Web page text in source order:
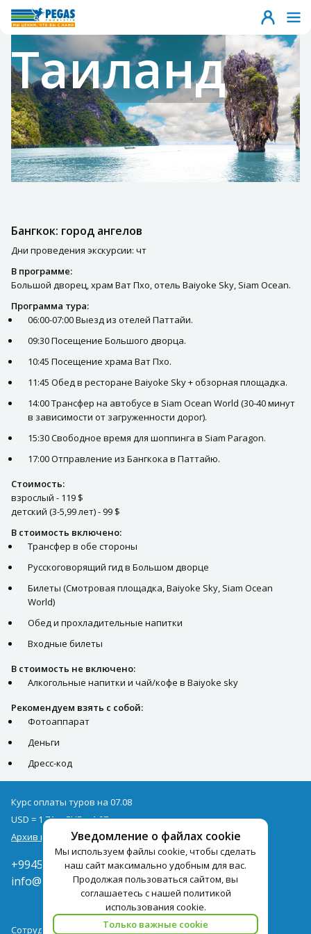
Таиланд
Бангкок: город ангелов
Дни проведения экскурсии: чт
В программе:
Большой дворец, храм Ват Пхо, отель Baiyoke Sky, Siam Ocean.
Программа тура:
06:00-07:00 Выезд из отелей Паттайи.
09:30 Посещение Большого дворца.
10:45 Посещение храма Ват Пхо.
11:45 Обед в ресторане Baiyoke Sky + обзорная площадка.
14:00 Трансфер на автобусе в Siam Ocean World (30-40 минут
в зависимости от загруженности дорог).
15:30 Свободное время для шоппинга в Siam Paragon.
17:00 Отправление из Бангкока в Паттайю.
Стоимость:
взрослый - 119 $
детский (3-5,99 лет) - 99 $
В стоимость включено:
Трансфер в обе стороны
Русскоговорящий гид в Большом дворце
Билеты (Смотровая площадка, Baiyoke Sky, Siam Ocean
World)
Обед и прохладительные напитки
Входные билеты
В стоимость не включено:
Алкогольные напитки и чай/кофе в Baiyoke sky
Рекомендуем взять с собой:
Фотоаппарат
Деньги
Дресс-код
Уведомление о файлах cookie
Мы используем файлы cookie, чтобы сделать
наш сайт максимально удобным для вас.
Продолжая пользоваться сайтом, вы
соглашаетесь с нашей политикой
использования cookie.
Только важные cookie
Курс оплаты туров на 07.08
USD = 1,71
EUR = 1,97
Архив курсов
+994502285435
info@pegast.az
Сотрудничество